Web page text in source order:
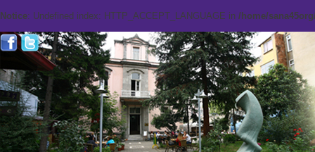
Notice: Undefined index: HTTP_ACCEPT_LANGUAGE in /home/